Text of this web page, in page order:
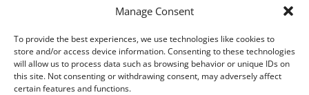
Manage Consent
To provide the best experiences, we use technologies like cookies to
store and/or access device information. Consenting to these technologies
will allow us to process data such as browsing behavior or unique IDs on
this site. Not consenting or withdrawing consent, may adversely affect
certain features and functions.
Saradnja sa UNICEF -om
Konsultacije